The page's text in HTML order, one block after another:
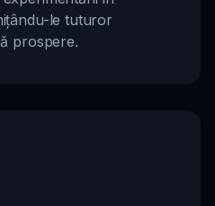
le tuturor
prospere.